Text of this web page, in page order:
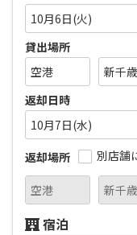
10月6日(火)
貸出場所
返却日時
10月7日(水)
返却場所
別店舗
宿泊